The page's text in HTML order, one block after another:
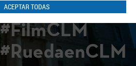
ACEPTAR TODAS
#FilmCLM
#RuedaenCLM